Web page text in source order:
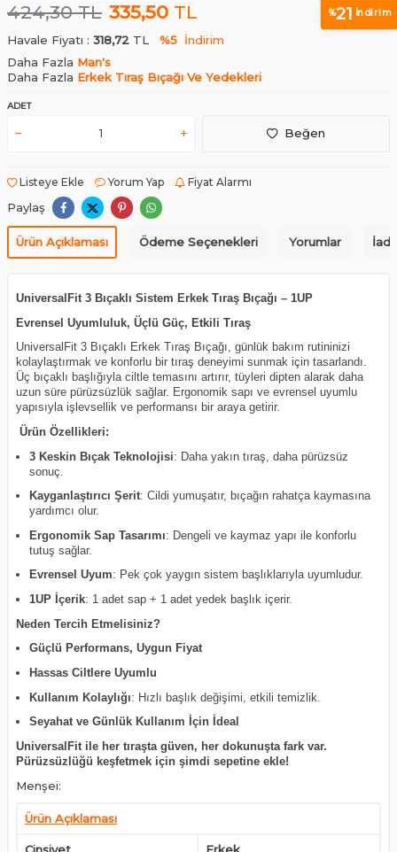
424,30TL 335,50 TL %21 İndirim
Havale Fiyatı : 318,72 TL %5 İndirim
Daha Fazla Man's
Daha Fazla Erkek Tıraş Bıçağı Ve Yedekleri
ADET
Beğen
Listeye Ekle Yorum Yap Fiyat Alarmı
Paylaş
Ürün Açıklaması Ödeme Seçenekleri Yorumlar
UniversalFit 3 Bıçaklı Sistem Erkek Tıraş Bıçağı – 1UP
Evrensel Uyumluluk, Üçlü Güç, Etkili Tıraş
UniversalFit 3 Bıçaklı Erkek Tıraş Bıçağı, günlük bakım rutininizi
kolaylaştırmak ve konforlu bir tıraş deneyimi sunmak için tasarlandı.
Üç bıçaklı başlığıyla ciltle temasını artırır, tüyleri dipten alarak daha
uzun süre pürüzsüzlük sağlar. Ergonomik sapı ve evrensel uyumlu
yapısıyla işlevsellik ve performansı bir araya getirir.
Ürün Özellikleri:
3 Keskin Bıçak Teknolojisi: Daha yakın tıraş, daha pürüzsüz
sonuç.
Kayganlaştırıcı Şerit: Cildi yumuşatır, bıçağın rahatça kaymasına
yardımcı olur.
Ergonomik Sap Tasarımı: Dengeli ve kaymaz yapı ile konforlu
tutuş sağlar.
Evrensel Uyum: Pek çok yaygın sistem başlıklarıyla uyumludur.
1UP İçerik: 1 adet sap + 1 adet yedek başlık içerir.
Neden Tercih Etmelisiniz?
Güçlü Performans, Uygun Fiyat
Hassas Ciltlere Uyumlu
Kullanım Kolaylığı: Hızlı başlık değişimi, etkili temizlik.
Seyahat ve Günlük Kullanım İçin İdeal
UniversalFit ile her tıraşta güven, her dokunuşta fark var.
Pürüzsüzlüğü keşfetmek için şimdi sepetine ekle!
Menşei:
Ürün Açıklaması
Cinsiyet Erkek